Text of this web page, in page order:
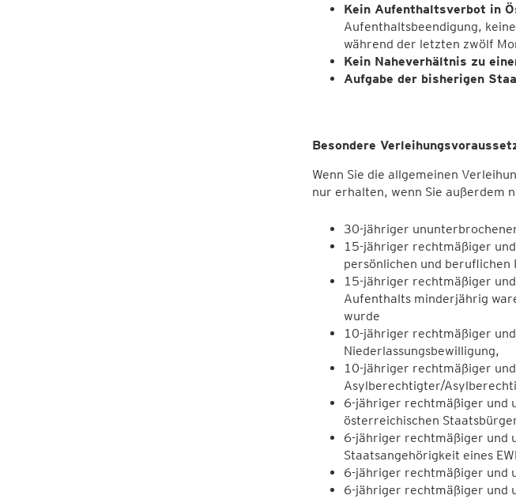
Kein Aufenthaltsverbot in
Aufenthaltsbeendigung,
während der letzten zwölf
Kein Naheverhältnis zu
Aufgabe der bisherigen
Besondere
Wenn Sie die allgemeinen
nur erhalten, wenn Sie außerdem
30-jähriger
15-jähriger rechtmäßiger
persönlichen und beruflichen
15-jähriger rechtmäßiger
Aufenthalts minderjährig
wurde
10-jähriger rechtmäßiger
Niederlassungsbewilligung,
10-jähriger rechtmäßiger
Asylberechtigter/
6-jähriger rechtmäßiger und
österreichischen
6-jähriger rechtmäßiger und
Staatsangehörigkeit eines
6-jähriger rechtmäßiger und
6-jähriger rechtmäßiger und